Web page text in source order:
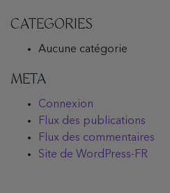
CATEGORIES
Aucune catégorie
META
Connexion
Flux des publications
Flux des commentaires
Site de WordPress-FR